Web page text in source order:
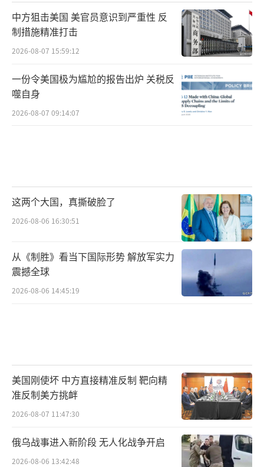
中方狙击美国 美官员意识到严重性 反
制措施精准打击
2026-08-07 15:59:12
一份令美国极为尴尬的报告出炉 关税反
噬自身
2026-08-07 09:14:07
这两个大国，真撕破脸了
2026-08-06 16:30:51
从《制胜》看当下国际形势 解放军实力
震撼全球
2026-08-06 14:45:19
美国刚使坏 中方直接精准反制 靶向精
准反制美方挑衅
2026-08-07 11:47:30
俄乌战事进入新阶段 无人化战争开启
2026-08-06 13:42:48